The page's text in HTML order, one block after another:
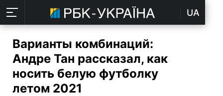
UA
Варианты комбинаций:
Андре Тан рассказал, как
носить белую футболку
летом 2021